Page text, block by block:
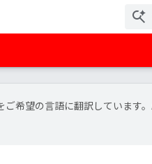
ご希望の言語に翻訳しています